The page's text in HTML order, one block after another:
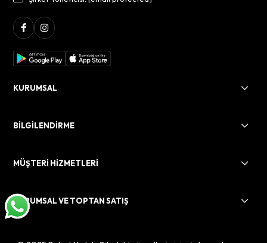
KURUMSAL
BİLGİLENDİRME
MÜŞTERİ HİZMETLERİ
KURUMSAL VE TOPTAN SATIŞ